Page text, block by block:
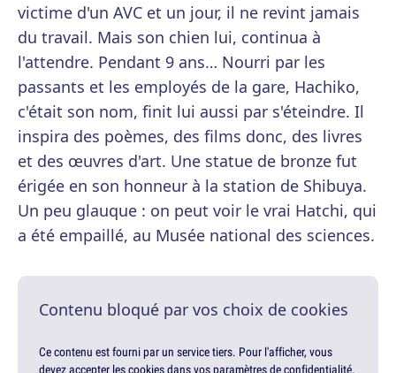
victime d'un AVC et un jour, il ne revint jamais
du travail. Mais son chien lui, continua à
l'attendre. Pendant 9 ans… Nourri par les
passants et les employés de la gare, Hachiko,
c'était son nom, finit lui aussi par s'éteindre. Il
inspira des poèmes, des films donc, des livres
et des œuvres d'art. Une statue de bronze fut
érigée en son honneur à la station de Shibuya.
Un peu glauque : on peut voir le vrai Hatchi, qui
a été empaillé, au Musée national des sciences.
Contenu bloqué par vos choix de cookies
Ce contenu est fourni par un service tiers. Pour l'afficher, vous
devez accepter les cookies dans vos paramètres de confidentialité.